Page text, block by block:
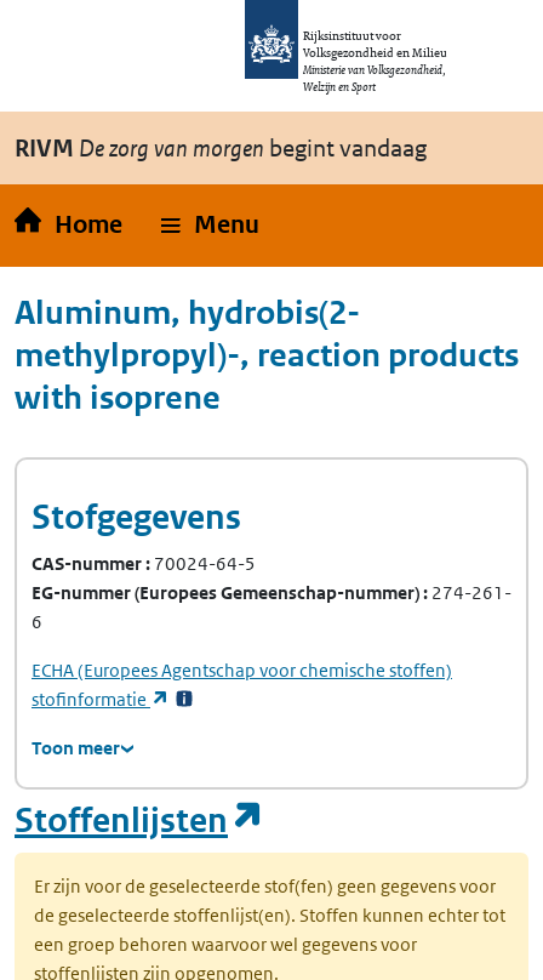
Overslaan en naar de inhoud gaan
Rijksinstituut voor
Volksgezondheid en Milieu
Ministerie van Volksgezondheid,
Welzijn en Sport
RIVM De zorg van morgen begint vandaag
Home Menu
Aluminum, hydrobis(2-
methylpropyl)-, reaction products
with isoprene
Stofgegevens
CAS-nummer 70024-64-5
EG-nummer(Europees Gemeenschap-nummer) 274-261-
6
ECHA(Europees Agentschap voor chemische stoffen)
stofinformatie
(opent in een nieuw tabblad)
Toon meer
Stoffenlijsten
Er zijn voor de geselecteerde stof(fen) geen gegevens voor
de geselecteerde stoffenlijst(en). Stoffen kunnen echter tot
een groep behoren waarvoor wel gegevens voor
stoffenlijsten zijn opgenomen.